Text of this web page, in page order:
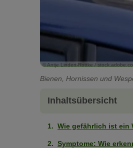
© Antje Lindert-Rottke /
Bienen, Hornissen und
Inhaltsübersicht
Wie gefährlich ist ein
Symptome: Wie